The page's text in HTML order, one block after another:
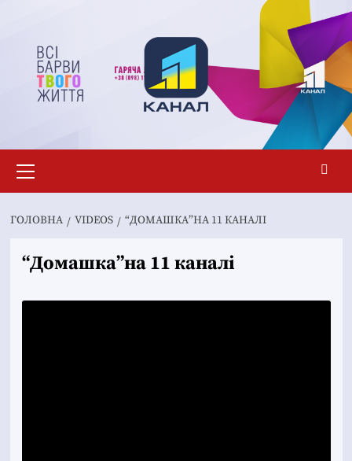
вмісту
меню
ГОЛОВНА VIDEOS “ДОМАШКА”НА 11 КАНАЛІ
“Домашка”на 11 каналі